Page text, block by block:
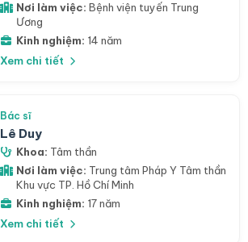
Nơi làm việc: Bệnh viện tuyến Trung
Ương
Kinh nghiệm: 14 năm
Xem chi tiết
Bác sĩ
Lê Duy
Khoa: Tâm thần
Nơi làm việc: Trung tâm Pháp Y Tâm thần
Khu vực TP. Hồ Chí Minh
Kinh nghiệm: 17 năm
Xem chi tiết